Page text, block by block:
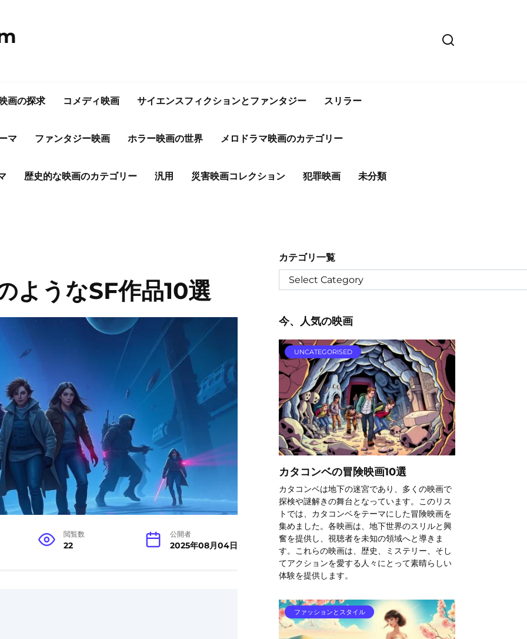
画の探求 コメディ映画 サイエンスフィクションとファンタジー スリラー
マ ファンタジー映画 ホラー映画の世界 メロドラマ映画のカテゴリー
歴史的な映画のカテゴリー 汎用 災害映画コレクション 犯罪映画 未分類
ようなSF作品10選
閲覧数
22
公開者
2025年08月04日
カテゴリ一覧
今、人気の映画
UNCATEGORISED
カタコンベの冒険映画10選
カタコンベは地下の迷宮であり、多くの映画で
探検や謎解きの舞台となっています。このリス
トでは、カタコンベをテーマにした冒険映画を
集めました。各映画は、地下世界のスリルと興
奮を提供し、視聴者を未知の領域へと導きま
す。これらの映画は、歴史、ミステリー、そし
てアクションを愛する人々にとって素晴らしい
体験を提供します。
ファッションとスタイル